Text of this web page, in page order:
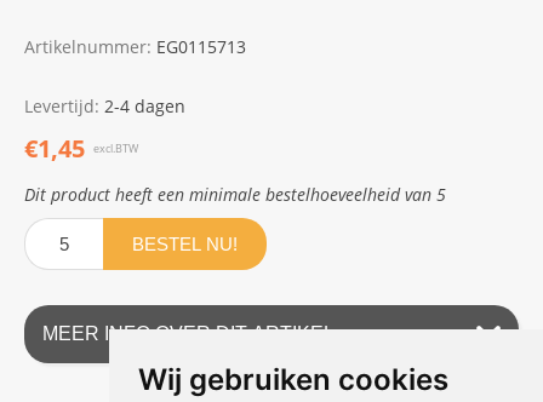
Wij gebruiken cookies
Artikelnummer: EG0115713
Levertijd: 2-4 dagen
€1,45 excl.BTW
Dit product heeft een minimale bestelhoeveelheid van 5
BESTEL NU!
MEER INFO OVER DIT ARTIKEL